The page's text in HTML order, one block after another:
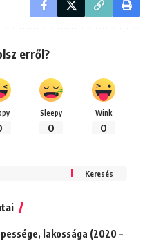
erről?
Sleepy
0
Wink
0
lakossága (2020 –